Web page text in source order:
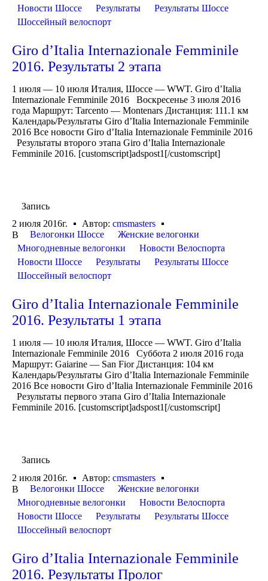
Новости Шоссе Результаты
Результаты Шоссе
Шоссейный велоспорт
Giro d’Italia Internazionale Femminile
2016. Результаты 2 этапа
1 июля — 10 июля Италия, Шоссе — WWT. Giro d’Italia
Internazionale Femminile 2016 Воскресенье 3 июля 2016
года Маршрут: Tarcento — Montenars Дистанция: 111.1 км
Календарь/Результаты Giro d’Italia Internazionale Femminile
2016 Все новости Giro d’Italia Internazionale Femminile 2016
Результаты второго этапа Giro d’Italia Internazionale
Femminile 2016. [customscript]adspost1[/customscript]
Запись
2 июля 2016г.
Автор: cmsmasters
В
Велогонки Шоссе
Женские велогонки
Многодневные велогонки
Новости Велоспорта
Новости Шоссе
Результаты
Результаты Шоссе
Шоссейный велоспорт
Giro d’Italia Internazionale Femminile
2016. Результаты 1 этапа
1 июля — 10 июля Италия, Шоссе — WWT. Giro d’Italia
Internazionale Femminile 2016 Суббота 2 июля 2016 года
Маршрут: Gaiarine — San Fior Дистанция: 104 км
Календарь/Результаты Giro d’Italia Internazionale Femminile
2016 Все новости Giro d’Italia Internazionale Femminile 2016
Результаты первого этапа Giro d’Italia Internazionale
Femminile 2016. [customscript]adspost1[/customscript]
Запись
2 июля 2016г.
Автор: cmsmasters
В
Велогонки Шоссе
Женские велогонки
Многодневные велогонки
Новости Велоспорта
Новости Шоссе
Результаты
Результаты Шоссе
Шоссейный велоспорт
Giro d’Italia Internazionale Femminile
2016. Результаты Пролог